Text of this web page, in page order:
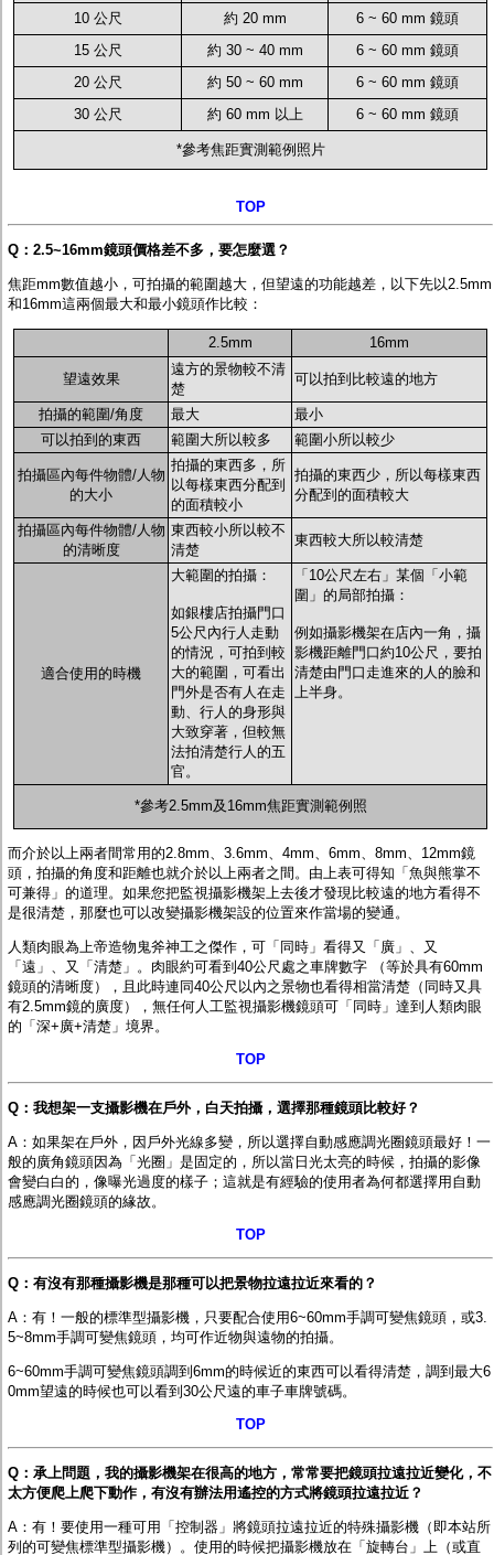
10 公尺
約 20 mm
6 ~ 60 mm 鏡頭
15 公尺
約 30 ~ 40 mm
6 ~ 60 mm 鏡頭
20 公尺
約 50 ~ 60 mm
6 ~ 60 mm 鏡頭
30 公尺
約 60 mm 以上 6 ~ 60 mm 鏡頭
*參考焦距實測範例照片
TOP
Q：2.5~16mm鏡頭價格差不多，要怎麼選？
焦距mm數值越小，可拍攝的範圍越大，但望遠的功能越差，以下先以2.5mm
和16mm這兩個最大和最小鏡頭作比較：
2.5mm 16mm
望遠效果
遠方的景物較不清
楚
可以拍到比較遠的地方
拍攝的範圍/角度 最大
最小
可以拍到的東西
範圍大所以較多 範圍小所以較少
拍攝區內每件物體/人物
的大小
拍攝的東西多，所
以每樣東西分配到
的面積較小
拍攝的東西少，所以每樣東西
分配到的面積較大
拍攝區內每件物體/人物
的清晰度
東西較小所以較不
清楚
東西較大所以較清楚
適合使用的時機
大範圍的拍攝：
如銀樓店拍攝門口
5公尺內行人走動
的情況，可拍到較
大的範圍，可看出
門外是否有人在走
動、行人的身形與
大致穿著，但較無
法拍清楚行人的五
官。
「10公尺左右」某個「小範
圍」的局部拍攝：
例如攝影機架在店內一角，攝
影機距離門口約10公尺，要拍
清楚由門口走進來的人的臉和
上半身。
*參考2.5mm及16mm焦距實測範例照
而介於以上兩者間常用的2.8mm、3.6mm、4mm、6mm、8mm、12mm鏡
頭，拍攝的角度和距離也就介於以上兩者之間。由上表可得知「魚與熊掌不
可兼得」的道理。如果您把監視攝影機架上去後才發現比較遠的地方看得不
是很清楚，那麼也可以改變攝影機架設的位置來作當場的變通。
人類肉眼為上帝造物鬼斧神工之傑作，可「同時」看得又「廣」、又
「遠」、又「清楚」。肉眼約可看到40公尺處之車牌數字 （等於具有60mm
鏡頭的清晰度），且此時連同40公尺以內之景物也看得相當清楚（同時又具
有2.5mm鏡的廣度），無任何人工監視攝影機鏡頭可「同時」達到人類肉眼
的「深+廣+清楚」境界。
TOP
Q：我想架一支攝影機在戶外，白天拍攝，選擇那種鏡頭比較好？
A：如果架在戶外，因戶外光線多變，所以選擇自動感應調光圈鏡頭最好！ 一
般的廣角鏡頭因為「光圈」是固定的，所以當日光太亮的時候，拍攝的影像
會變白白的，像曝光過度的樣子；這就是有經驗的使用者為何都選擇用 自動
感應調光圈鏡頭的緣故。
TOP
Q：有沒有那種攝影機是那種可以把景物拉遠拉近來看的？
A：有！一般的標準型攝影機，只要配合使用6~60mm手調可變焦鏡頭 ，或3.
5~8mm手調可變焦鏡頭，均可作近物與遠物的拍攝。
6~60mm手調可變焦鏡頭調到6mm的時候近的東西可以看得清楚，調到最大6
0mm望遠的時候也可以看到30公尺遠的車子車牌號碼。
TOP
Q：承上問題，我的攝影機架在很高的地方，常常要把鏡頭拉遠拉近變化，不
太方便爬上爬下動作，有沒有辦法用遙控的方式將鏡頭拉遠拉近？
A：有！要使用一種可用「控制器」將鏡頭拉遠拉近的特殊攝影機（即本站所
列的可變焦標準型攝影機）。使用的時候把攝影機放在「旋轉台」上（或直